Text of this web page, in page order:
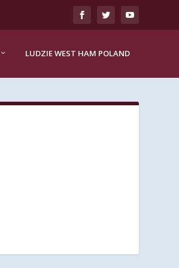
LUDZIE WEST HAM POLAND